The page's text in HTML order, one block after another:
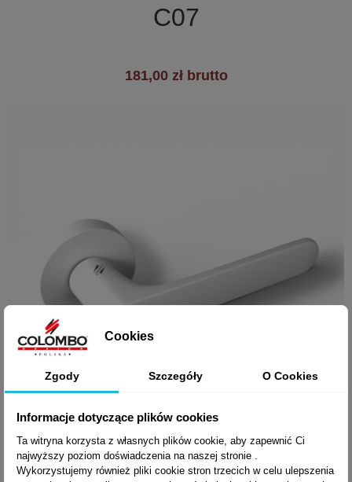
C07
181,00 zł brutto
Szybki podgląd
Cookies
Zgody Szczegóły O Cookies
Informacje dotyczące plików cookies
Ta witryna korzysta z własnych plików cookie, aby zapewnić Ci
najwyższy poziom doświadczenia na naszej stronie .
Wykorzystujemy również pliki cookie stron trzecich w celu ulepszenia